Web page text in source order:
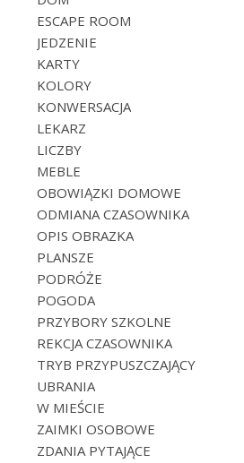
ESCAPE ROOM
JEDZENIE
KARTY
KOLORY
KONWERSACJA
LEKARZ
LICZBY
MEBLE
OBOWIĄZKI DOMOWE
ODMIANA CZASOWNIKA
OPIS OBRAZKA
PLANSZE
PODRÓŻE
POGODA
PRZYBORY SZKOLNE
REKCJA CZASOWNIKA
TRYB PRZYPUSZCZAJĄCY
UBRANIA
W MIEŚCIE
ZAIMKI OSOBOWE
ZDANIA PYTAJĄCE